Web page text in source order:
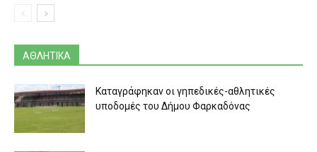
ΑΘΛΗΤΙΚΑ
Καταγράφηκαν οι γηπεδικές-αθλητικές
υποδομές του Δήμου Φαρκαδόνας